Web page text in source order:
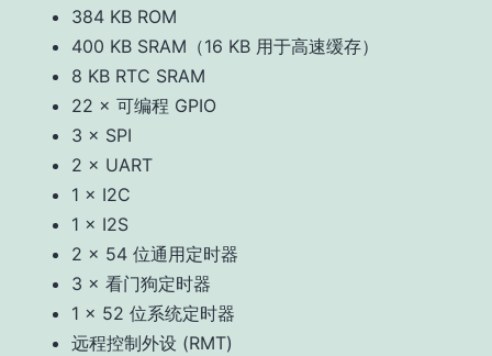
384 KB ROM
400 KB SRAM（16 KB 用于高速缓存）
8 KB RTC SRAM
22 × 可编程 GPIO
3 × SPI
2 × UART
1 × I2C
1 × I2S
2 × 54 位通用定时器
3 × 看门狗定时器
1 × 52 位系统定时器
远程控制外设 (RMT)